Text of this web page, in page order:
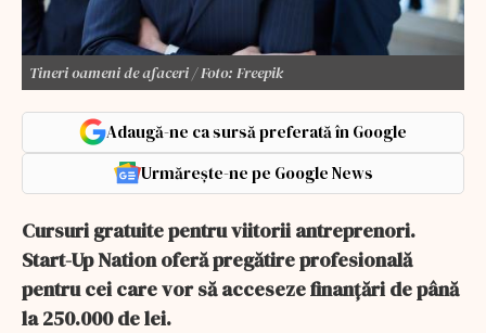
Tineri oameni de afaceri / Foto: Freepik
Adaugă-ne ca sursă preferată în Google
Urmărește-ne pe Google News
Cursuri gratuite pentru viitorii antreprenori.
Start-Up Nation oferă pregătire profesională
pentru cei care vor să acceseze finanțări de până
la 250.000 de lei.